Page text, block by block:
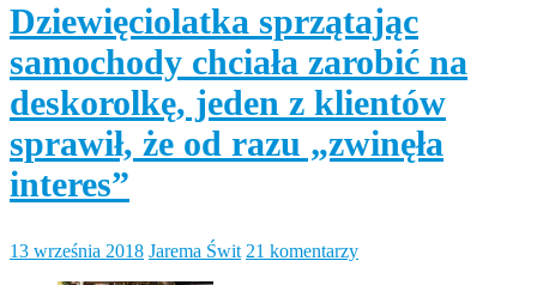
Dziewięciolatka sprzątając
samochody chciała zarobić na
deskorolkę, jeden z klientów
sprawił, że od razu „zwinęła
interes”
13 września 2018 Jarema Świt 21 komentarzy